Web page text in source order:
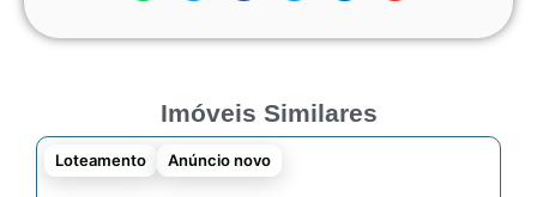
Imóveis Similares
Loteamento Anúncio novo